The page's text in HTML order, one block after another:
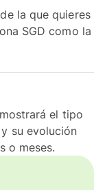
la que quieres
SGD como la
el tipo
su evolución
o meses.